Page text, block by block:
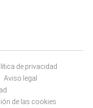
de privacidad
Aviso legal
de las cookies